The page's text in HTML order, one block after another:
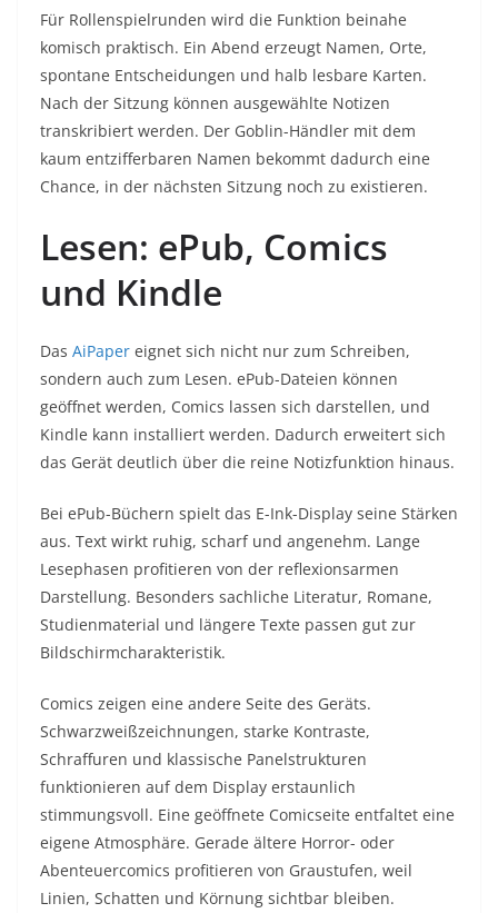
Für Rollenspielrunden wird die Funktion beinahe
komisch praktisch. Ein Abend erzeugt Namen, Orte,
spontane Entscheidungen und halb lesbare Karten.
Nach der Sitzung können ausgewählte Notizen
transkribiert werden. Der Goblin-Händler mit dem
kaum entzifferbaren Namen bekommt dadurch eine
Chance, in der nächsten Sitzung noch zu existieren.
Lesen: ePub, Comics
und Kindle
Das AiPaper eignet sich nicht nur zum Schreiben,
sondern auch zum Lesen. ePub-Dateien können
geöffnet werden, Comics lassen sich darstellen, und
Kindle kann installiert werden. Dadurch erweitert sich
das Gerät deutlich über die reine Notizfunktion hinaus.
Bei ePub-Büchern spielt das E-Ink-Display seine Stärken
aus. Text wirkt ruhig, scharf und angenehm. Lange
Lesephasen profitieren von der reflexionsarmen
Darstellung. Besonders sachliche Literatur, Romane,
Studienmaterial und längere Texte passen gut zur
Bildschirmcharakteristik.
Comics zeigen eine andere Seite des Geräts.
Schwarzweißzeichnungen, starke Kontraste,
Schraffuren und klassische Panelstrukturen
funktionieren auf dem Display erstaunlich
stimmungsvoll. Eine geöffnete Comicseite entfaltet eine
eigene Atmosphäre. Gerade ältere Horror- oder
Abenteuercomics profitieren von Graustufen, weil
Linien, Schatten und Körnung sichtbar bleiben.